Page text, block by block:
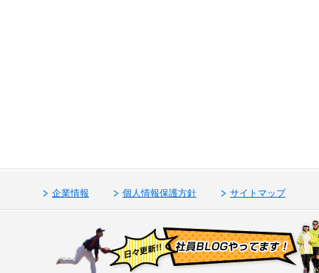
企業情報 個人情報保護方針 サイトマップ